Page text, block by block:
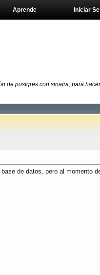
Aprende Iniciar
de postgres con sinatra, para
de datos, pero al momento